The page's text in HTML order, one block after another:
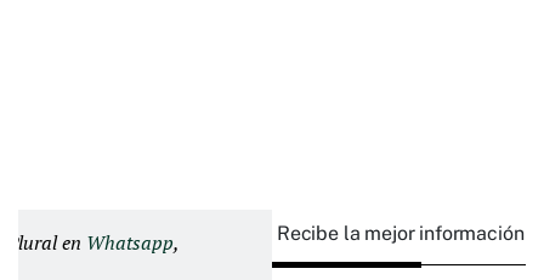
Plural en Whatsapp, Recibe la mejor información